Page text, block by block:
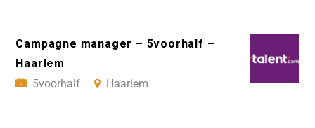
Campagne manager – 5voorhalf –
Haarlem
5voorhalf
Haarlem